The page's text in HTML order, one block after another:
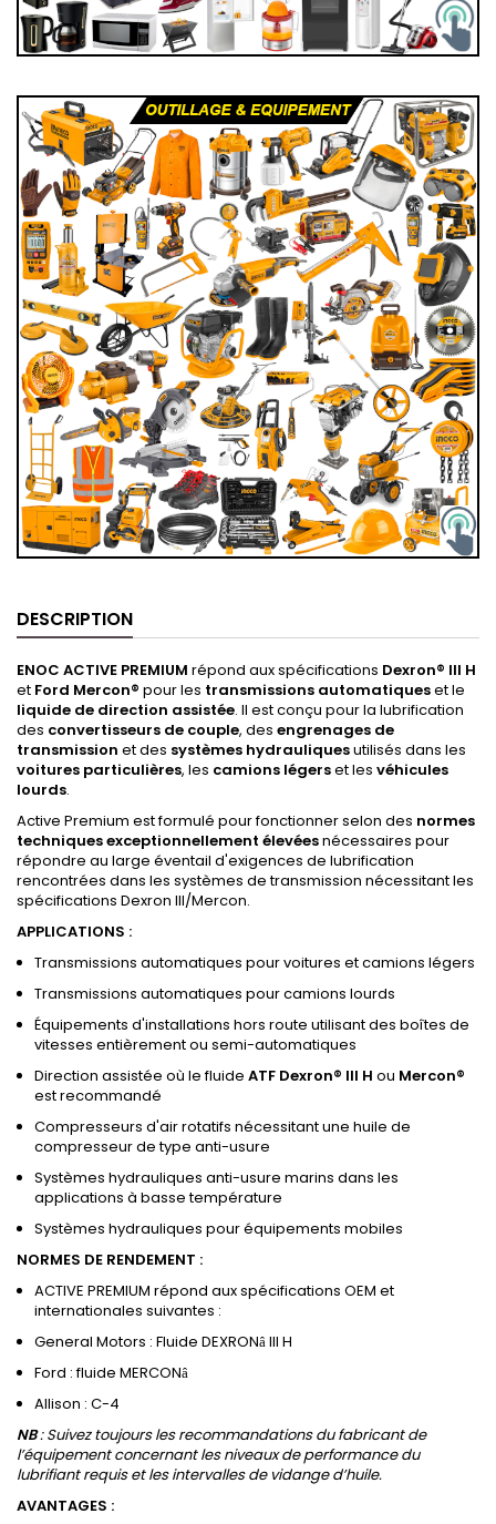
DESCRIPTION
ENOC ACTIVE PREMIUM répond aux spécifications Dexron® III H
et Ford Mercon® pour les transmissions automatiqueset le
liquide de direction assistée. Il est conçu pour la lubrification
des convertisseurs de couple, des engrenages de
transmission et des systèmes hydrauliquesutilisés dans les
voitures particulières, les camions légerset les véhicules
lourds.
Active Premium est formulé pour fonctionner selon des normes
techniques exceptionnellement élevéesnécessaires pour
répondre au large éventail d'exigences de lubrification
rencontrées dans les systèmes de transmission nécessitant les
spécifications Dexron III/Mercon.
APPLICATIONS :
Transmissions automatiques pour voitures et camions légers
Transmissions automatiques pour camions lourds
Équipements d'installations hors route utilisant des boîtes de
vitesses entièrement ou semi-automatiques
Direction assistée où le fluide ATF Dexron® III H ou Mercon®
est recommandé
Compresseurs d'air rotatifs nécessitant une huile de
compresseur de type anti-usure
Systèmes hydrauliques anti-usure marins dans les
applications à basse température
Systèmes hydrauliques pour équipements mobiles
NORMES DE RENDEMENT :
ACTIVE PREMIUM répond aux spécifications OEM et
internationales suivantes :
General Motors : Fluide DEXRONâ III H
Ford : fluide MERCONâ
Allison : C-4
NB: Suivez toujours les recommandations du fabricant de
l’équipement concernant les niveaux de performance du
lubrifiant requis et les intervalles de vidange d’huile.
AVANTAGES :